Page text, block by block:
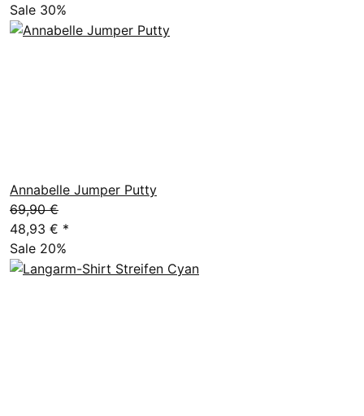
Sale 30%
Annabelle Jumper Putty
69,90 €
48,93 € *
Sale 20%